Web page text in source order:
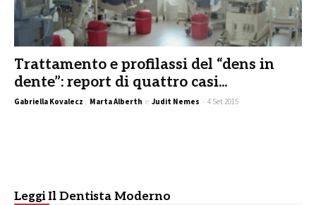
Trattamento e profilassi del “dens in
dente”: report di quattro casi...
Gabriella Kovalecz , Marta Alberth e Judit Nemes - 4 Set 2015
Leggi Il Dentista Moderno